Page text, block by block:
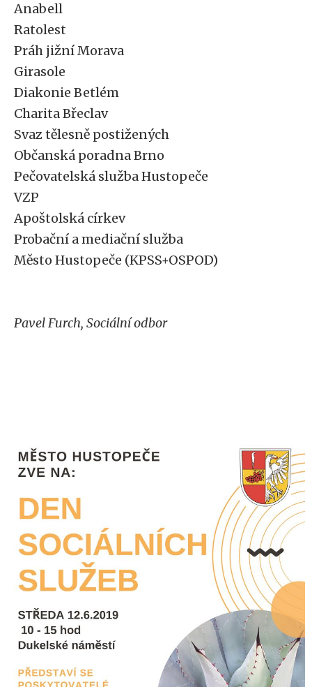
Anabell
Ratolest
Práh jižní Morava
Girasole
Diakonie Betlém
Charita Břeclav
Svaz tělesně postižených
Občanská poradna Brno
Pečovatelská služba Hustopeče
VZP
Apoštolská církev
Probační a mediační služba
Město Hustopeče (KPSS+OSPOD)
Pavel Furch, Sociální odbor